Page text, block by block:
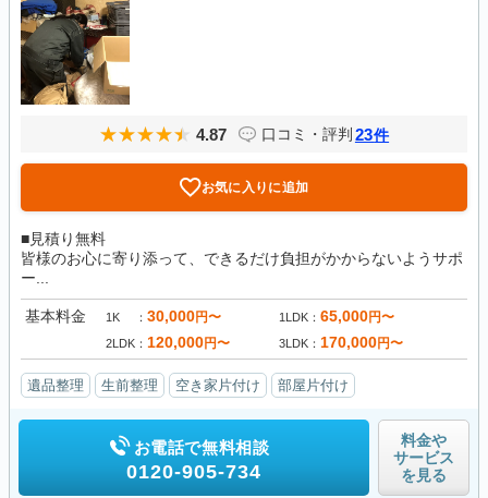
4.87 口コミ・評判 23件
お気に入りに追加
■見積り無料
皆様のお心に寄り添って、できるだけ負担がかからないようサポ
ー...
基本料金 1K 30,000円〜 1LDK 65,000円〜
2LDK 120,000円〜 3LDK 170,000円〜
遺品整理 生前整理 空き家片付け 部屋片付け
お電話で無料相談
0120-905-734
料金や
サービス
を見る